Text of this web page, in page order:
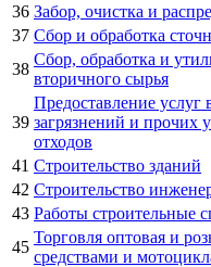
36 Забор, очистка и
37 Сбор и обработка
38
Сбор, обработка и
вторичного сырья
39
Предоставление услуг
загрязнений и прочих
отходов
41 Строительство зданий
42 Строительство
43 Работы строительные
45
Торговля оптовая и
средствами и